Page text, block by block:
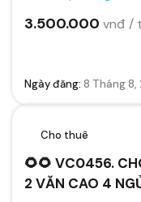
3.500.000 vnđ /
Ngày đăng: 8 Tháng 8,
Cho thuê
🌻🌻 VC0456.
2 VĂN CAO 4